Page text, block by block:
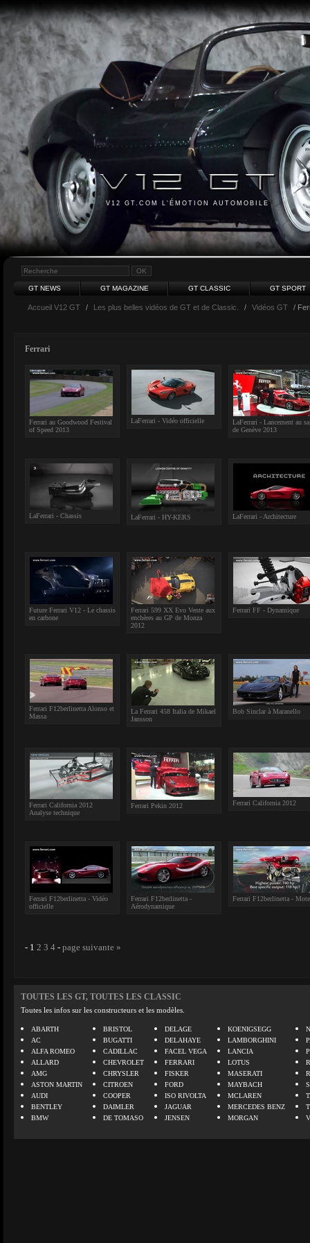
V12 GT.COM L'ÉMOTION AUTOMOBILE
GT NEWS GT MAGAZINE GT CLASSIC GT SPORT
Accueil V12 GT / Les plus belles vidéos de GT et de Classic. / Vidéos GT /
Ferrari
Ferrari au Goodwood Festival
of Speed 2013
LaFerrari - Vidéo officielle
LaFerrari - Lancement au
de Genève 2013
LaFerrari - Chassis LaFerrari - HY-KERS LaFerrari - Architecture
Future Ferrari V12 - Le chassis
en carbone
Ferrari 599 XX Evo Vente aux
enchères au GP de Monza
2012
Ferrari FF - Dynamique
Ferrari F12berlinetta Alonso et
Massa
La Ferrari 458 Italia de Mikael
Jansson
Bob Sinclar à Maranello
Ferrari California 2012
Analyse technique
Ferrari Pekin 2012 Ferrari California 2012
Ferrari F12berlinetta - Vidéo
officielle
Ferrari F12berlinetta -
Aérodynamique
Ferrari F12berlinetta -
- 1 2 3 4 - page suivante »
TOUTES LES GT, TOUTES LES CLASSIC
Toutes les infos sur les constructeurs et les modèles.
ABARTH
AC
ALFA ROMEO
ALLARD
AMG
ASTON MARTIN
AUDI
BENTLEY
BMW
BRISTOL
BUGATTI
CADILLAC
CHEVROLET
CHRYSLER
CITROEN
COOPER
DAIMLER
DE TOMASO
DELAGE
DELAHAYE
FACEL VEGA
FERRARI
FISKER
FORD
ISO RIVOLTA
JAGUAR
JENSEN
KOENIGSEGG
LAMBORGHINI
LANCIA
LOTUS
MASERATI
MAYBACH
MCLAREN
MERCEDES BENZ
MORGAN